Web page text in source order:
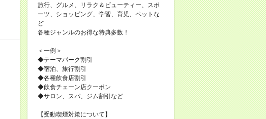
旅行、グルメ、リラク＆ビューティー、スポ
ーツ、ショッピング、学習、育児、ペットな
ど
各種ジャンルのお得な特典多数！
＜一例＞
◆テーマパーク割引
◆宿泊、旅行割引
◆各種飲食店割引
◆飲食チェーン店クーポン
◆サロン、スパ、ジム割引など
【受動喫煙対策について】